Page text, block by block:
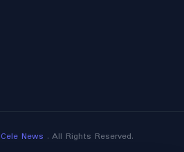
News . All Rights Reserved.